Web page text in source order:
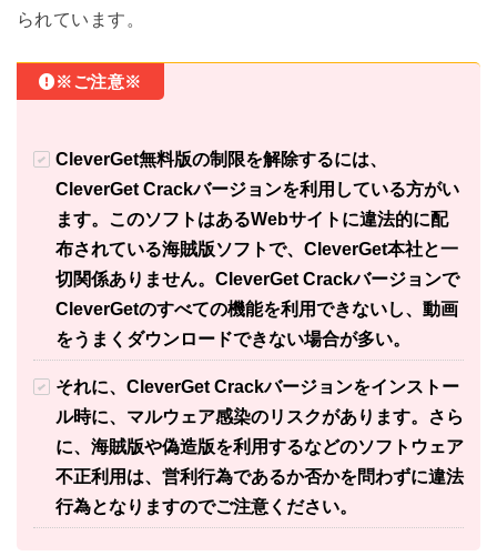
られています。
※ご注意※
CleverGet無料版の制限を解除するには、
CleverGet Crackバージョンを利用している方がい
ます。このソフトはあるWebサイトに違法的に配
布されている海賊版ソフトで、CleverGet本社と一
切関係ありません。CleverGet Crackバージョンで
CleverGetのすべての機能を利用できないし、動画
をうまくダウンロードできない場合が多い。
それに、CleverGet Crackバージョンをインストー
ル時に、マルウェア感染のリスクがあります。さら
に、海賊版や偽造版を利用するなどのソフトウェア
不正利用は、営利行為であるか否かを問わずに違法
行為となりますのでご注意ください。